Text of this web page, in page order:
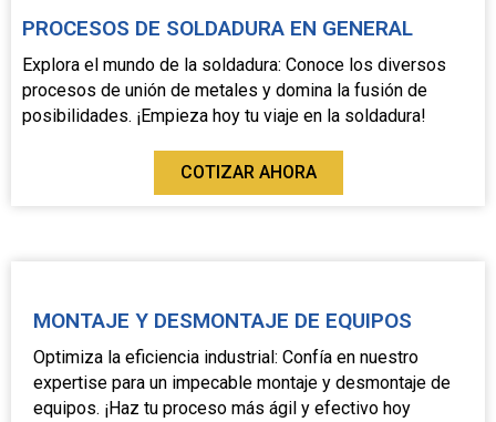
PROCESOS DE SOLDADURA EN GENERAL
Explora el mundo de la soldadura: Conoce los diversos
procesos de unión de metales y domina la fusión de
posibilidades. ¡Empieza hoy tu viaje en la soldadura!
COTIZAR AHORA
MONTAJE Y DESMONTAJE DE EQUIPOS
Optimiza la eficiencia industrial: Confía en nuestro
expertise para un impecable montaje y desmontaje de
equipos. ¡Haz tu proceso más ágil y efectivo hoy